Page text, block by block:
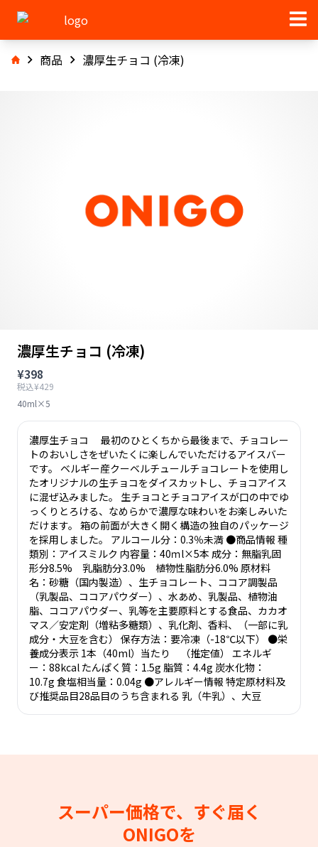
商品 濃厚生チョコ (冷凍)
濃厚生チョコ (冷凍)
¥398
税込¥429
40ml×5
濃厚生チョコ 最初のひとくちから最後まで、チョコレー
トのおいしさをぜいたくに楽しんでいただけるアイスバー
です。 ベルギー産クーベルチュールチョコレートを使用し
たオリジナルの生チョコをダイスカットし、チョコアイス
に混ぜ込みました。 生チョコとチョコアイスが口の中でゆ
っくりとろける、なめらかで濃厚な味わいをお楽しみいた
だけます。 箱の前面が大きく開く構造の独自のパッケージ
を採用しました。 アルコール分：0.3％未満 ●商品情報 種
類別：アイスミルク 内容量：40ｍl×5本 成分：無脂乳固
形分8.5% 乳脂肪分3.0% 植物性脂肪分6.0% 原材料
名：砂糖（国内製造）、生チョコレート、ココア調製品
（乳製品、ココアパウダー）、水あめ、乳製品、植物油
脂、ココアパウダー、乳等を主要原料とする食品、カカオ
マス／安定剤（増粘多糖類）、乳化剤、香料、（一部に乳
成分・大豆を含む） 保存方法：要冷凍（-18℃以下） ●栄
養成分表示 1本（40ml）当たり （推定値） エネルギ
ー：88kcal たんぱく質：1.5g 脂質：4.4g 炭水化物：
10.7g 食塩相当量：0.04g ●アレルギー情報 特定原材料及
び推奨品目28品目のうち含まれる 乳（牛乳）、大豆
スーパー価格で、すぐ届く
ONIGOを